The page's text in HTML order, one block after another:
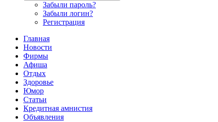
Забыли пароль?
Забыли логин?
Регистрация
Главная
Новости
Фирмы
Афиша
Отдых
Здоровье
Юмор
Статьи
Кредитная амнистия
Объявления